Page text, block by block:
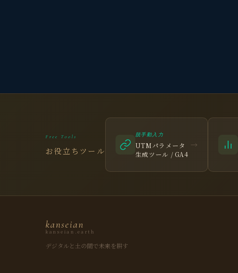
Free Tools
お役立ちツール
脱手動入力
UTMパラメータ
生成ツール / GA4
→
kanseian
kanseian.earth
デジタルと土の間で未来を耕す